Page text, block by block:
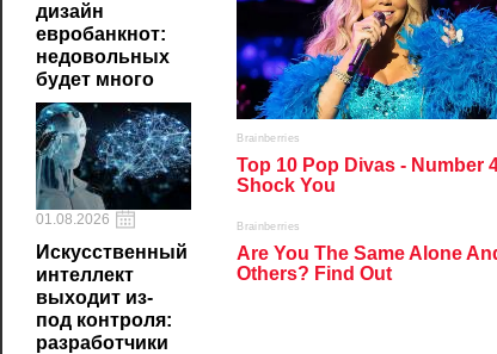
дизайн
евробанкнот:
недовольных
будет много
01.08.2026
Искусственный
интеллект
выходит из-
под контроля:
разработчики